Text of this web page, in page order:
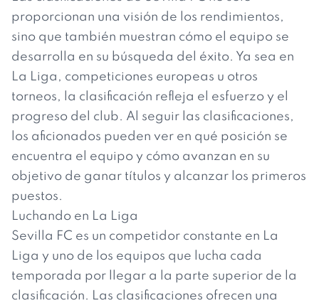
proporcionan una visión de los rendimientos,
sino que también muestran cómo el equipo se
desarrolla en su búsqueda del éxito. Ya sea en
La Liga, competiciones europeas u otros
torneos, la clasificación refleja el esfuerzo y el
progreso del club. Al seguir las clasificaciones,
los aficionados pueden ver en qué posición se
encuentra el equipo y cómo avanzan en su
objetivo de ganar títulos y alcanzar los primeros
puestos.
Luchando en La Liga
Sevilla FC es un competidor constante en La
Liga y uno de los equipos que lucha cada
temporada por llegar a la parte superior de la
clasificación. Las clasificaciones ofrecen una